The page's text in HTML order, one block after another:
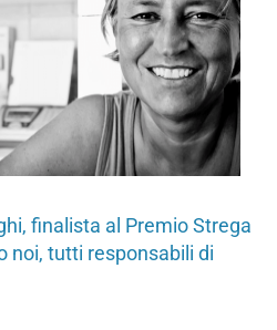
finalista al Premio Strega
noi, tutti responsabili di